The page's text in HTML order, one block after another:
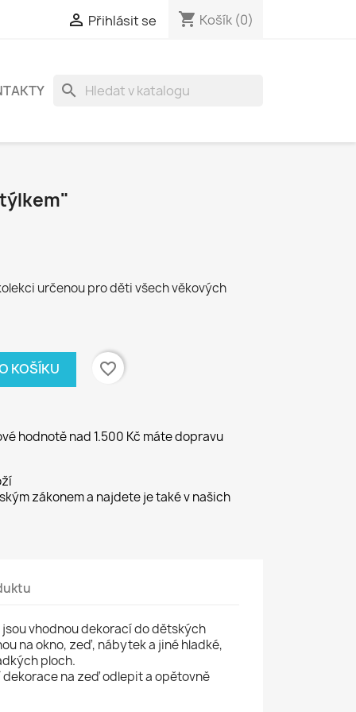
 Přihlásit se shopping_cart Košík (0)
search
určenou pro děti všech věkových
KOŠÍKU favorite_border
hodnotě nad 1.500 Kč máte dopravu
zákonem a najdete je také v našich
vhodnou dekorací do dětských
na okno, zeď, nábytek a jiné hladké,
ploch.
na zeď odlepit a opětovně